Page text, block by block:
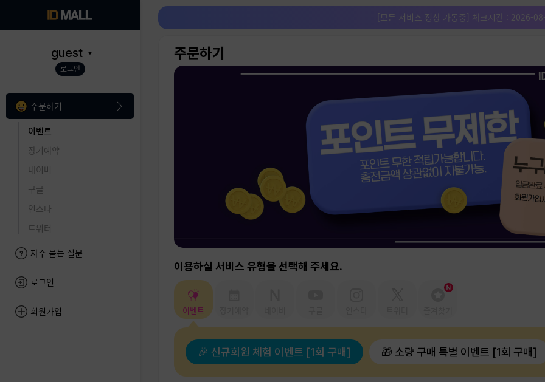
guest
로그인
주문하기
이벤트
장기예약
네이버
구글
인스타
트위터
자주 묻는 질문
로그인
회원가입
주문하기
이용하실 서비스 유형을 선택해 주세요.
이벤트
🎉 신규회원 체험 이벤트 [1회 구매] 🎁 소량 구매 특별 이벤트 [1회 구매]
[모든 서비스 정상 가동중] 체크시간 : 2026-